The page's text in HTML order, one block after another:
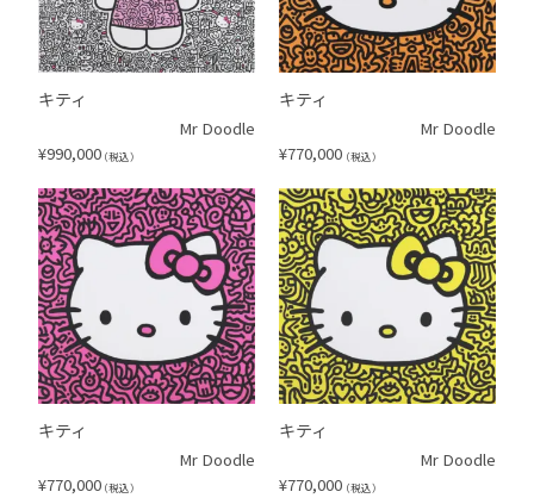
キティ
Mr Doodle
¥990,000 （税込）
キティ
Mr Doodle
¥770,000 （税込）
キティ
Mr Doodle
¥770,000 （税込）
キティ
Mr Doodle
¥770,000 （税込）